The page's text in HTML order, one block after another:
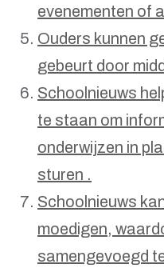
evenementen of
Ouders kunnen
gebeurt door
Schoolnieuws
te staan ​​om
onderwijzen in
sturen .
Schoolnieuws
moedigen,
samengevoegd